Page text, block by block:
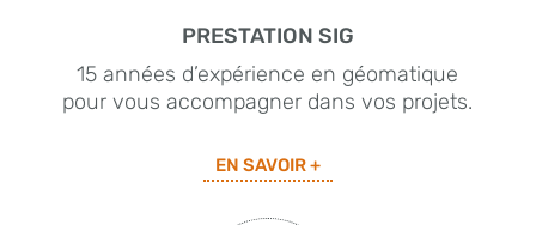
PRESTATION SIG
15 années d’expérience en géomatique
pour vous accompagner dans vos projets.
EN SAVOIR +